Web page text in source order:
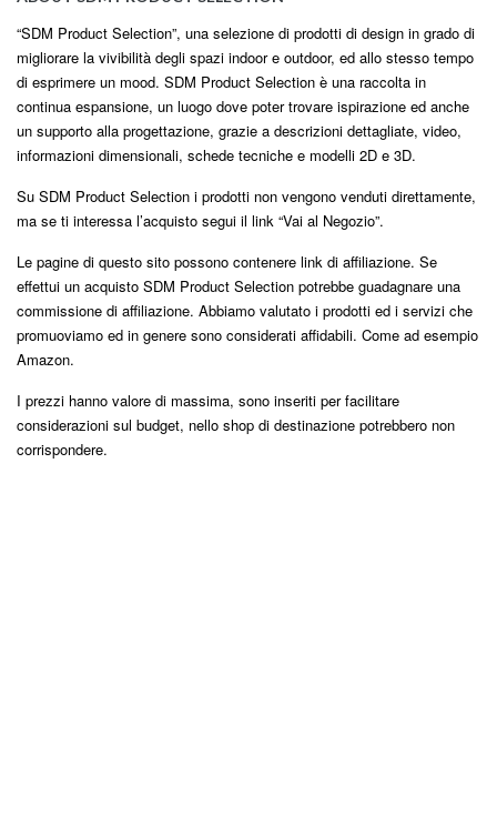
“SDM Product Selection”, una selezione di prodotti di design in grado di
migliorare la vivibilità degli spazi indoor e outdoor, ed allo stesso tempo
di esprimere un mood. SDM Product Selection è una raccolta in
continua espansione, un luogo dove poter trovare ispirazione ed anche
un supporto alla progettazione, grazie a descrizioni dettagliate, video,
informazioni dimensionali, schede tecniche e modelli 2D e 3D.
Su SDM Product Selection i prodotti non vengono venduti direttamente,
ma se ti interessa l’acquisto segui il link “Vai al Negozio”.
Le pagine di questo sito possono contenere link di affiliazione. Se
effettui un acquisto SDM Product Selection potrebbe guadagnare una
commissione di affiliazione. Abbiamo valutato i prodotti ed i servizi che
promuoviamo ed in genere sono considerati affidabili. Come ad esempio
Amazon.
I prezzi hanno valore di massima, sono inseriti per facilitare
considerazioni sul budget, nello shop di destinazione potrebbero non
corrispondere.